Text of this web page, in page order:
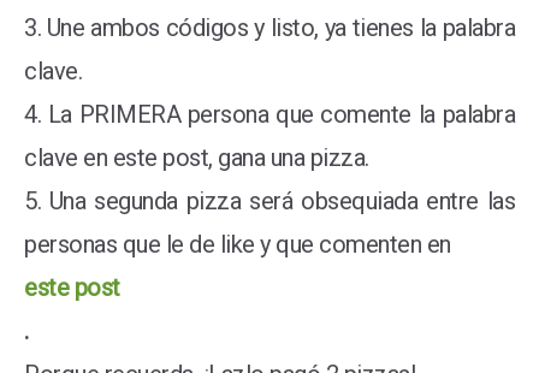
3. Une ambos códigos y listo, ya tienes la palabra
clave.
4. La PRIMERA persona que comente la palabra
clave en este post, gana una pizza.
5. Una segunda pizza será obsequiada entre las
personas que le de like y que comenten en
este post
.